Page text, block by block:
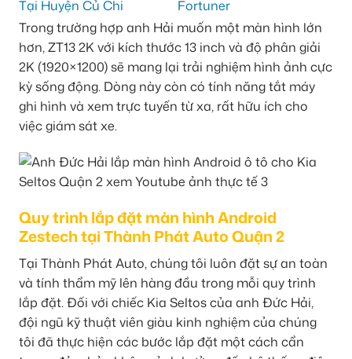
Trong trường hợp anh Hải muốn một màn hình lớn
hơn, ZT13 2K với kích thước 13 inch và độ phân giải
2K (1920×1200) sẽ mang lại trải nghiệm hình ảnh cực
kỳ sống động. Dòng này còn có tính năng tắt máy
ghi hình và xem trực tuyến từ xa, rất hữu ích cho
việc giám sát xe.
Quy trình lắp đặt màn hình Android
Zestech tại Thành Phát Auto Quận 2
Tại Thành Phát Auto, chúng tôi luôn đặt sự an toàn
và tính thẩm mỹ lên hàng đầu trong mỗi quy trình
lắp đặt. Đối với chiếc Kia Seltos của anh Đức Hải,
đội ngũ kỹ thuật viên giàu kinh nghiệm của chúng
tôi đã thực hiện các bước lắp đặt một cách cẩn